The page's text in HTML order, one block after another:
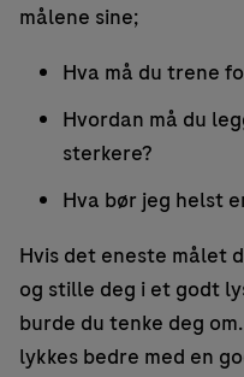
målene sine;
Hva må du trene
Hvordan må du
sterkere?
Hva bør jeg helst
Hvis det eneste målet
og stille deg i et godt
burde du tenke deg
lykkes bedre med en